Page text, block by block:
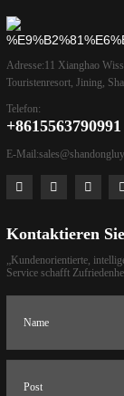
Adresse:11 Xianghao
Touristenresort, Jining,
Telefon:
+8615563790991
E-Mail:
Kontaktieren
„Kundenorientierte,
Service schafft